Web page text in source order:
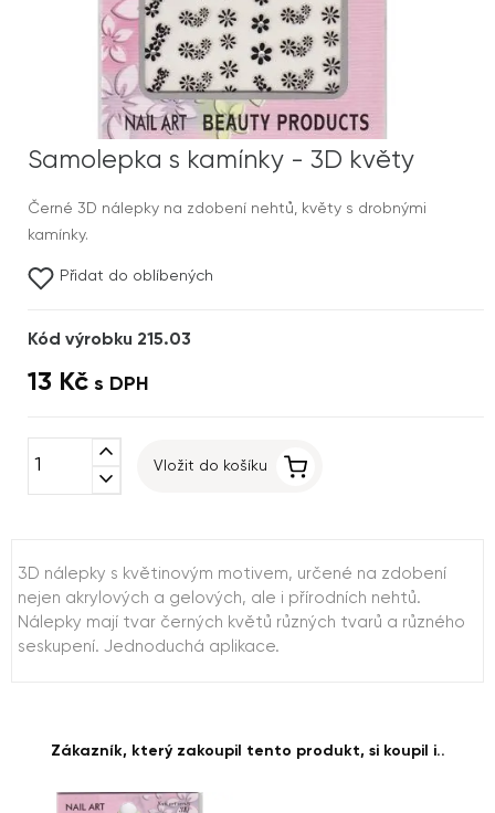
Samolepka s kamínky - 3D květy
Černé 3D nálepky na zdobení nehtů, květy s drobnými
kamínky.
Přidat do oblíbených
Kód výrobku 215.03
13 Kč s DPH
expand_less
expand_more
Vložit do košíku
3D nálepky s květinovým motivem, určené na zdobení
nejen akrylových a gelových, ale i přírodních nehtů.
Nálepky mají tvar černých květů různých tvarů a různého
seskupení. Jednoduchá aplikace.
Zákazník, který zakoupil tento produkt, si koupil i..